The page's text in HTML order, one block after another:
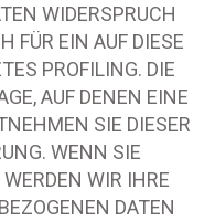
WIDERSPRUCH
FÜR EIN AUF DIESE
PROFILING. DIE
AUF DENEN EINE
SIE DIESER
WENN SIE
WIR IHRE
DATEN